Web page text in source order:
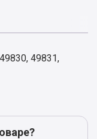
49831,